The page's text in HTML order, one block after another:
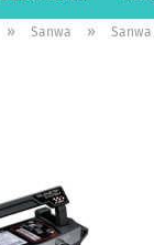
» Sanwa » Sanwa